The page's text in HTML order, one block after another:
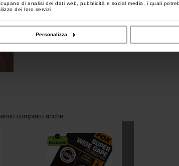
di analisi dei dati web, pubblicità e social media, i quali
dei loro servizi.
Personalizza
comprato anche: